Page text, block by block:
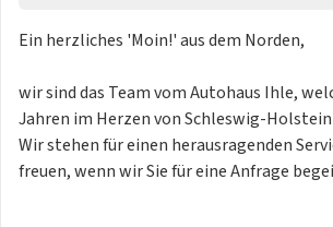
Ein herzliches 'Moin!' aus dem Norden,
wir sind das Team vom Autohaus Ihle,
Jahren im Herzen von Schleswig-
Wir stehen für einen herausragenden
freuen, wenn wir Sie für eine Anfrage